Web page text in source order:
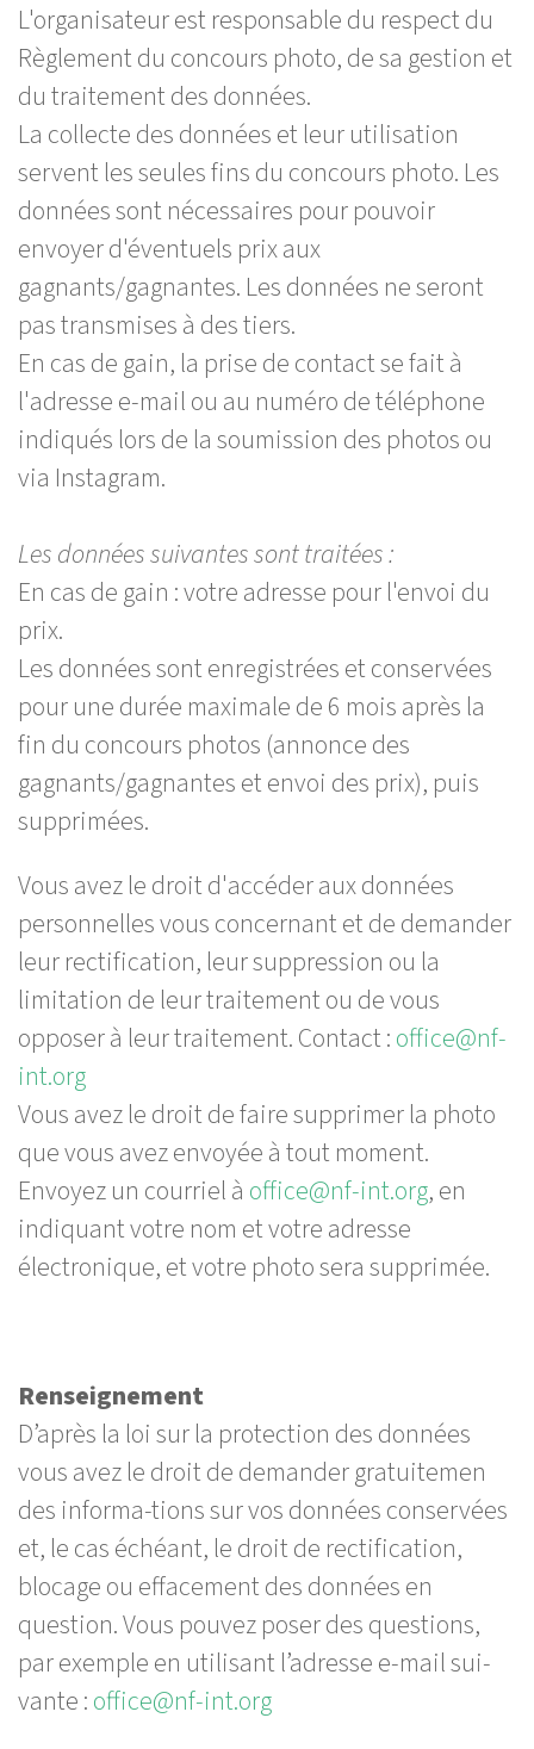
L'organisateur est responsable du respect du
Règlement du concours photo, de sa gestion et
du traitement des données.
La collecte des données et leur utilisation
servent les seules fins du concours photo. Les
données sont nécessaires pour pouvoir
envoyer d'éventuels prix aux
gagnants/gagnantes. Les données ne seront
pas transmises à des tiers.
En cas de gain, la prise de contact se fait à
l'adresse e-mail ou au numéro de téléphone
indiqués lors de la soumission des photos ou
via Instagram.
Les données suivantes sont traitées :
En cas de gain : votre adresse pour l'envoi du
prix.
Les données sont enregistrées et conservées
pour une durée maximale de 6 mois après la
fin du concours photos (annonce des
gagnants/gagnantes et envoi des prix), puis
supprimées.
Vous avez le droit d'accéder aux données
personnelles vous concernant et de demander
leur rectification, leur suppression ou la
limitation de leur traitement ou de vous
opposer à leur traitement. Contact :office@nf-
int.org
Vous avez le droit de faire supprimer la photo
que vous avez envoyée à tout moment.
Envoyez un courriel à office@nf-int.org, en
indiquant votre nom et votre adresse
électronique, et votre photo sera supprimée.
Renseignement
D’après la loi sur la protection des données
vous avez le droit de demander gratuitemen
des informa-tions sur vos données conservées
et, le cas échéant, le droit de rectification,
blocage ou effacement des données en
question. Vous pouvez poser des questions,
par exemple en utilisant l’adresse e-mail sui-
vante :office@nf-int.org